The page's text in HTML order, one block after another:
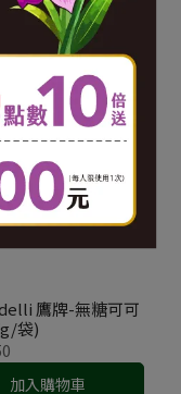
加入購物車
鷹牌-無糖可可
袋)
加入購物車